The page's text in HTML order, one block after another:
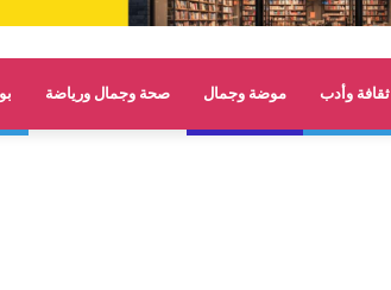
ثقافة وأدب موضة وجمال صحة وجمال ورياضة